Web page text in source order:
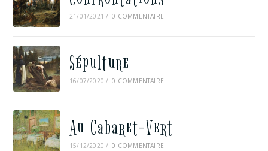
21/01/2021 / 0 COMMENTAIRE
Sépulture
16/07/2020 / 0 COMMENTAIRE
Au Cabaret-Vert
15/12/2020 / 0 COMMENTAIRE